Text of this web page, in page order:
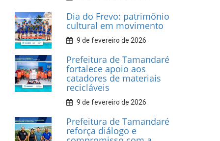
INFORMATIVOS
Prefeitura de Tamandaré
realiza entrega de placas à
Associação dos Taxistas Rota